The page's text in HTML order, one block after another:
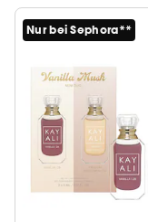
Nur bei Sephora**